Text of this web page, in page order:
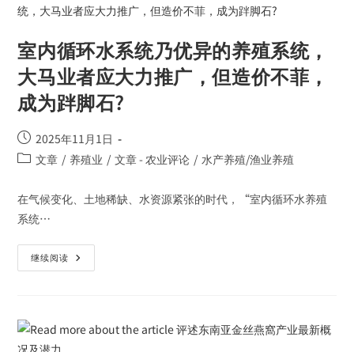
室内循环水系统乃优异的养殖系统，
大马业者应大力推广，但造价不菲，
成为跘脚石?
2025年11月1日
文章 / 养殖业 / 文章 - 农业评论 / 水产养殖/渔业养殖
在气候变化、土地稀缺、水资源紧张的时代，“室内循环水养殖
系统…
继续阅读